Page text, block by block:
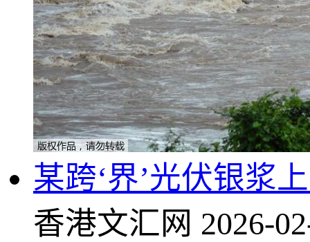
某跨‘界’光伏银浆
香港文汇网 2026-